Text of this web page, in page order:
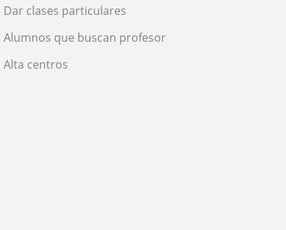
Dar clases particulares
Alumnos que buscan profesor
Alta centros